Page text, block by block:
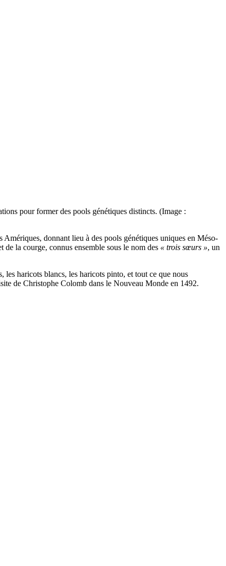
pour former des pools génétiques distincts. (Image :
donnant lieu à des pools génétiques uniques en Méso-
la courge, connus ensemble sous le nom des « trois sœurs », un
les haricots blancs, les haricots pinto, et tout ce que nous
de Christophe Colomb dans le Nouveau Monde en 1492.